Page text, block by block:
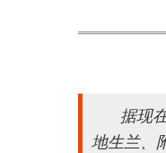
据现
地生兰、